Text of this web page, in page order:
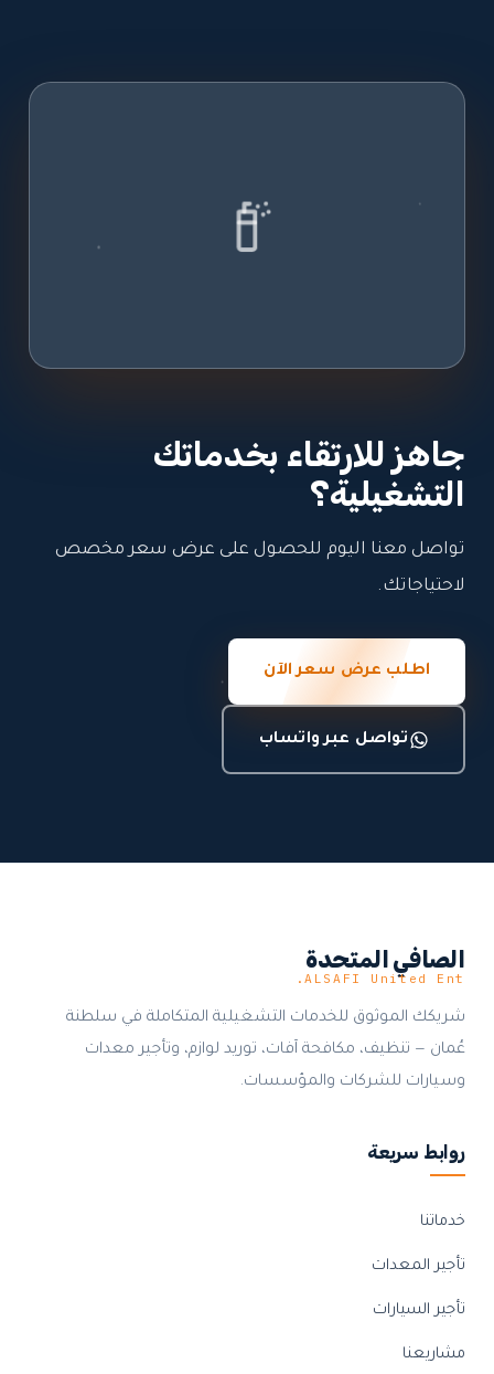
جاهز للارتقاء بخدماتك
التشغيلية؟
تواصل معنا اليوم للحصول على عرض سعر مخصص
لاحتياجاتك.
اطلب عرض سعر الآن
تواصل عبر واتساب
الصافي المتحدة
ALSAFI United Ent.
شريكك الموثوق للخدمات التشغيلية المتكاملة في سلطنة
عُمان — تنظيف، مكافحة آفات، توريد لوازم، وتأجير معدات
وسيارات للشركات والمؤسسات.
روابط سريعة
خدماتنا
تأجير المعدات
تأجير السيارات
مشاريعنا